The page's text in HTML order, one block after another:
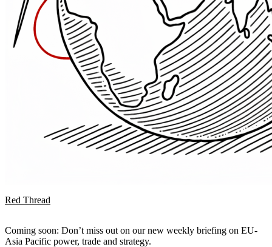
Red Thread
Coming soon: Don’t miss out on our new weekly briefing on EU-
Asia Pacific power, trade and strategy.